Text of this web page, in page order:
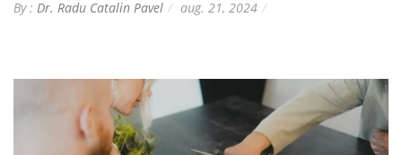
By : Dr. Radu Catalin Pavel aug. 21, 2024